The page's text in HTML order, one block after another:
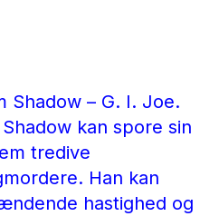
Shadow – G. I. Joe.
kan spore sin
tredive
Han kan
hastighed og